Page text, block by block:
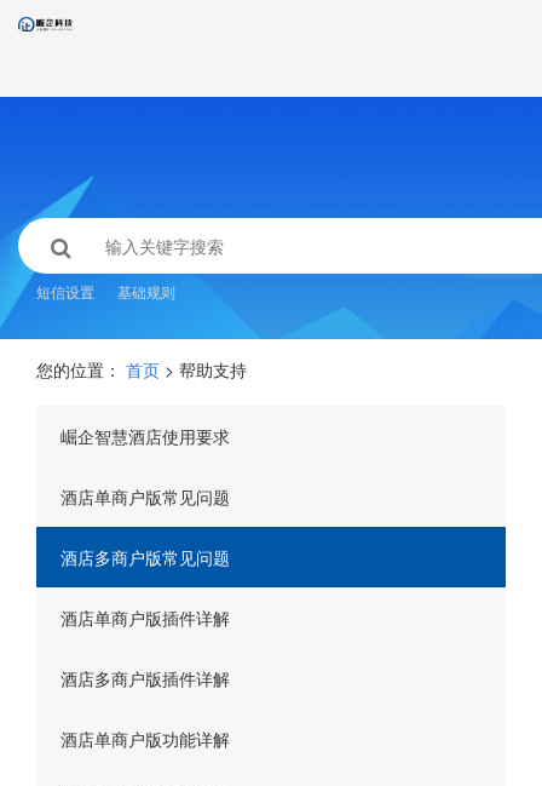
短信设置 基础规则
您的位置： 首页 > 帮助支持
崛企智慧酒店使用要求
酒店单商户版常见问题
酒店多商户版常见问题
酒店单商户版插件详解
酒店多商户版插件详解
酒店单商户版功能详解